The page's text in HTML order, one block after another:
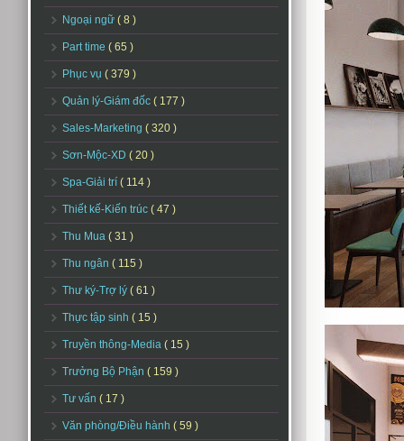
Ngoại ngữ ( 8 )
Part time ( 65 )
Phục vụ ( 379 )
Quản lý-Giám đốc ( 177 )
Sales-Marketing ( 320 )
Sơn-Mộc-XD ( 20 )
Spa-Giải trí ( 114 )
Thiết kế-Kiến trúc ( 47 )
Thu Mua ( 31 )
Thu ngân ( 115 )
Thư ký-Trợ lý ( 61 )
Thực tập sinh ( 15 )
Truyền thông-Media ( 15 )
Trưởng Bộ Phận ( 159 )
Tư vấn ( 17 )
Văn phòng/Điều hành ( 59 )